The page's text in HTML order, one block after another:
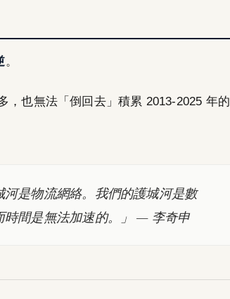
。
，也無法「倒回去」積累 2013-2025 年的
河是物流網絡。我們的護城河是數
間是無法加速的。」 — 李奇申